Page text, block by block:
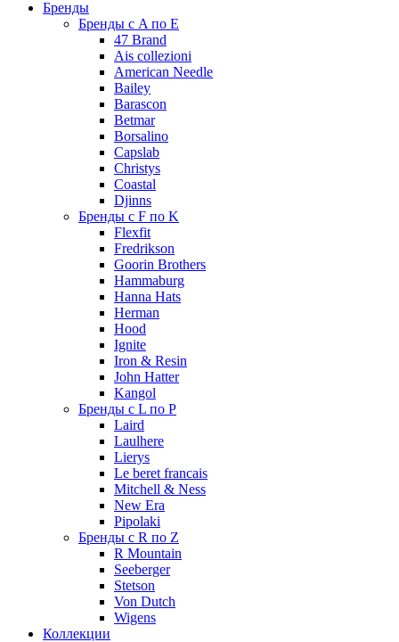
Бренды
Бренды с A по E
47 Brand
Ais collezioni
American Needle
Bailey
Barascon
Betmar
Borsalino
Capslab
Christys
Coastal
Djinns
Бренды с F по K
Flexfit
Fredrikson
Goorin Brothers
Hammaburg
Hanna Hats
Herman
Hood
Ignite
Iron & Resin
John Hatter
Kangol
Бренды с L по P
Laird
Laulhere
Lierys
Le beret francais
Mitchell & Ness
New Era
Pipolaki
Бренды с R по Z
R Mountain
Seeberger
Stetson
Von Dutch
Wigens
Коллекции